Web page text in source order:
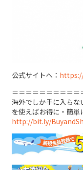
公式サイトへ：
＝＝＝＝＝＝＝＝＝
海外でしか手に入らな
を使えばお得に・簡単
http://bit.ly/